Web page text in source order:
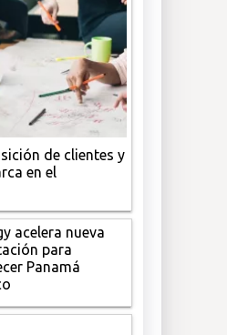
de clientes y
en el
acelera nueva
para
Panamá